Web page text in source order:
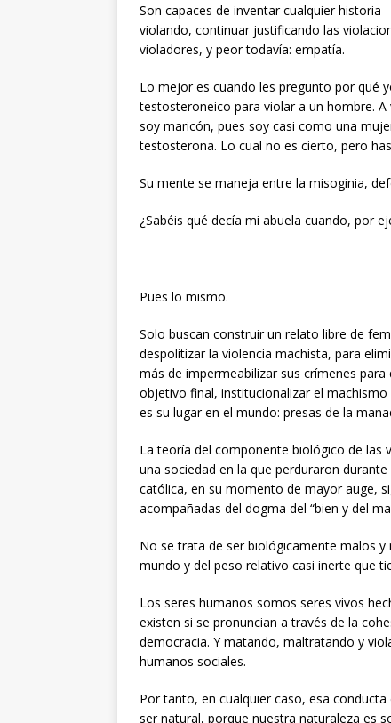
Son capaces de inventar cualquier historia
violando, continuar justificando las
violadores, y peor todavía: empatía.
Lo mejor es cuando les pregunto por qué
testosteroneico para violar a un hombre.
soy maricón, pues soy casi como una
testosterona. Lo cual no es cierto, pero
Su mente se maneja entre la misoginia,
¿Sabéis qué decía mi abuela cuando, por
Pues lo mismo.
Solo buscan construir un relato libre de
despolitizar la violencia machista, para
más de impermeabilizar sus crímenes
objetivo final, institucionalizar el
es su lugar en el mundo: presas de la
La teoría del componente biológico de las
una sociedad en la que perduraron
católica, en su momento de mayor auge,
acompañadas del dogma del “bien y del
No se trata de ser biológicamente malos
mundo y del peso relativo casi inerte que
Los seres humanos somos seres vivos
existen si se pronuncian a través de la
democracia. Y matando, maltratando y
humanos sociales.
Por tanto, en cualquier caso, esa
ser natural, porque nuestra naturaleza es